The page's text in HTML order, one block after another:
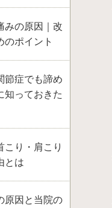
みの原因｜改
のポイント
節症でも諦め
知っておきた
こり・肩こり
とは
原因と当院の